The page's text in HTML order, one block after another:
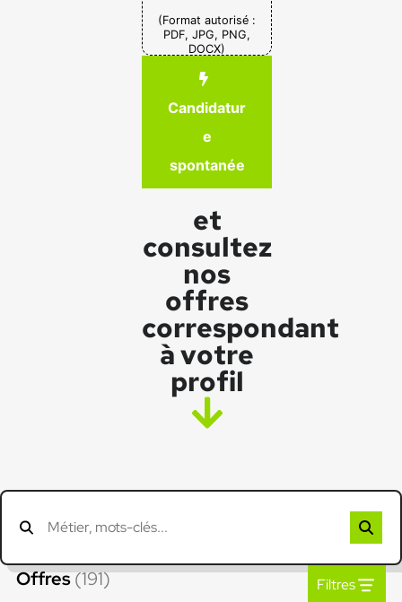
(Format autorisé :
PDF, JPG, PNG,
DOCX)
Candidatur
e
spontanée
et
consultez
nos
offres
correspondant
à votre
profil
Offres(191) Filtres